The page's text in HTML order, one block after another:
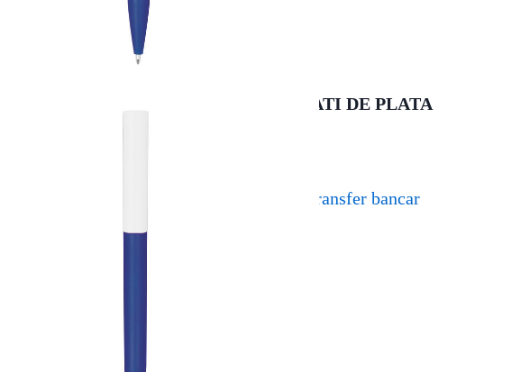
MODALITATI DE PLATA
Transfer bancar